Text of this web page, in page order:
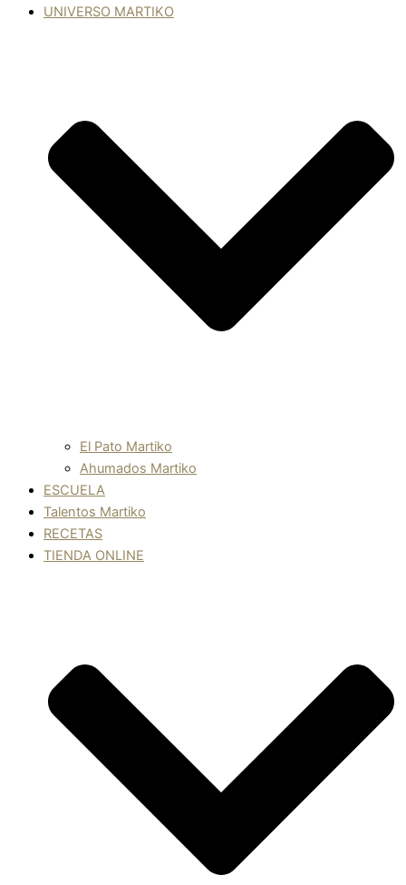
UNIVERSO MARTIKO
El Pato Martiko
Ahumados Martiko
ESCUELA
Talentos Martiko
RECETAS
TIENDA ONLINE